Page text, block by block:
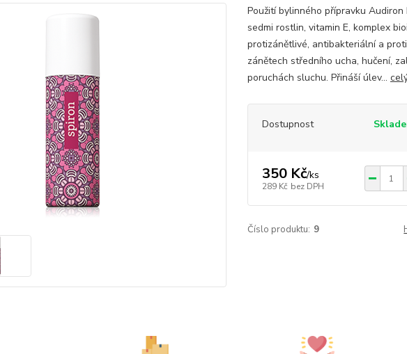
Použití bylinného přípravku
sedmi rostlin, vitamin E, komplex
protizánětlivé, antibakteriální a
zánětech středního ucha, hučení,
poruchách sluchu. Přináší úlev...
Dostupnost
350 Kč/ks
289 Kč bez DPH
Číslo produktu: 9